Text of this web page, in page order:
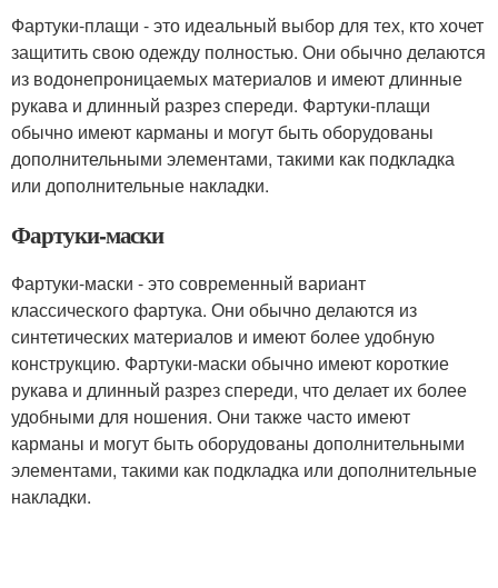
Фартуки-плащи - это идеальный выбор для тех, кто хочет
защитить свою одежду полностью. Они обычно делаются
из водонепроницаемых материалов и имеют длинные
рукава и длинный разрез спереди. Фартуки-плащи
обычно имеют карманы и могут быть оборудованы
дополнительными элементами, такими как подкладка
или дополнительные накладки.
Фартуки-маски
Фартуки-маски - это современный вариант
классического фартука. Они обычно делаются из
синтетических материалов и имеют более удобную
конструкцию. Фартуки-маски обычно имеют короткие
рукава и длинный разрез спереди, что делает их более
удобными для ношения. Они также часто имеют
карманы и могут быть оборудованы дополнительными
элементами, такими как подкладка или дополнительные
накладки.